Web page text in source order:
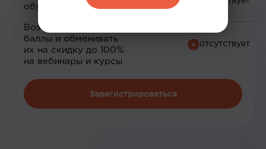
обучению
Возможность зарабатывать
баллы и обменивать
их на скидку до 100%
на вебинары и курсы
Зарегистрироваться